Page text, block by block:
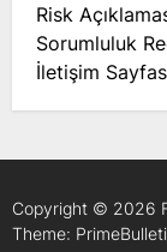
Risk
Sorumluluk
İletişim
Copyright © 2026
Theme: